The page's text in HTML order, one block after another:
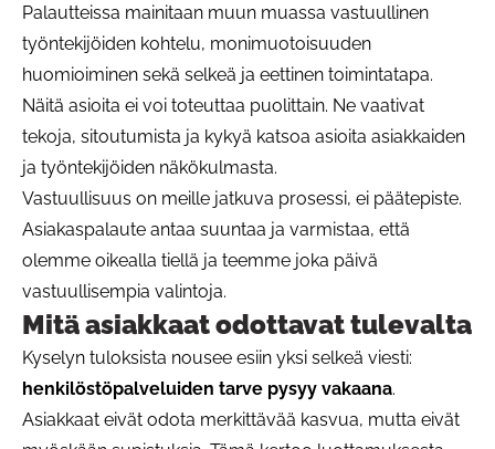
Palautteissa mainitaan muun muassa vastuullinen
työntekijöiden kohtelu, monimuotoisuuden
huomioiminen sekä selkeä ja eettinen toimintatapa.
Näitä asioita ei voi toteuttaa puolittain. Ne vaativat
tekoja, sitoutumista ja kykyä katsoa asioita asiakkaiden
ja työntekijöiden näkökulmasta.
Vastuullisuus on meille jatkuva prosessi, ei päätepiste.
Asiakaspalaute antaa suuntaa ja varmistaa, että
olemme oikealla tiellä ja teemme joka päivä
vastuullisempia valintoja.
Mitä asiakkaat odottavat tulevalta
Kyselyn tuloksista nousee esiin yksi selkeä viesti:
henkilöstöpalveluiden tarve pysyy vakaana.
Asiakkaat eivät odota merkittävää kasvua, mutta eivät